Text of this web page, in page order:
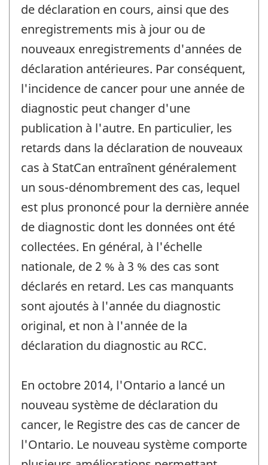
de déclaration en cours, ainsi que des
enregistrements mis à jour ou de
nouveaux enregistrements d'années de
déclaration antérieures. Par conséquent,
l'incidence de cancer pour une année de
diagnostic peut changer d'une
publication à l'autre. En particulier, les
retards dans la déclaration de nouveaux
cas à StatCan entraînent généralement
un sous-dénombrement des cas, lequel
est plus prononcé pour la dernière année
de diagnostic dont les données ont été
collectées. En général, à l'échelle
nationale, de 2 % à 3 % des cas sont
déclarés en retard. Les cas manquants
sont ajoutés à l'année du diagnostic
original, et non à l'année de la
déclaration du diagnostic au RCC.
En octobre 2014, l'Ontario a lancé un
nouveau système de déclaration du
cancer, le Registre des cas de cancer de
l'Ontario. Le nouveau système comporte